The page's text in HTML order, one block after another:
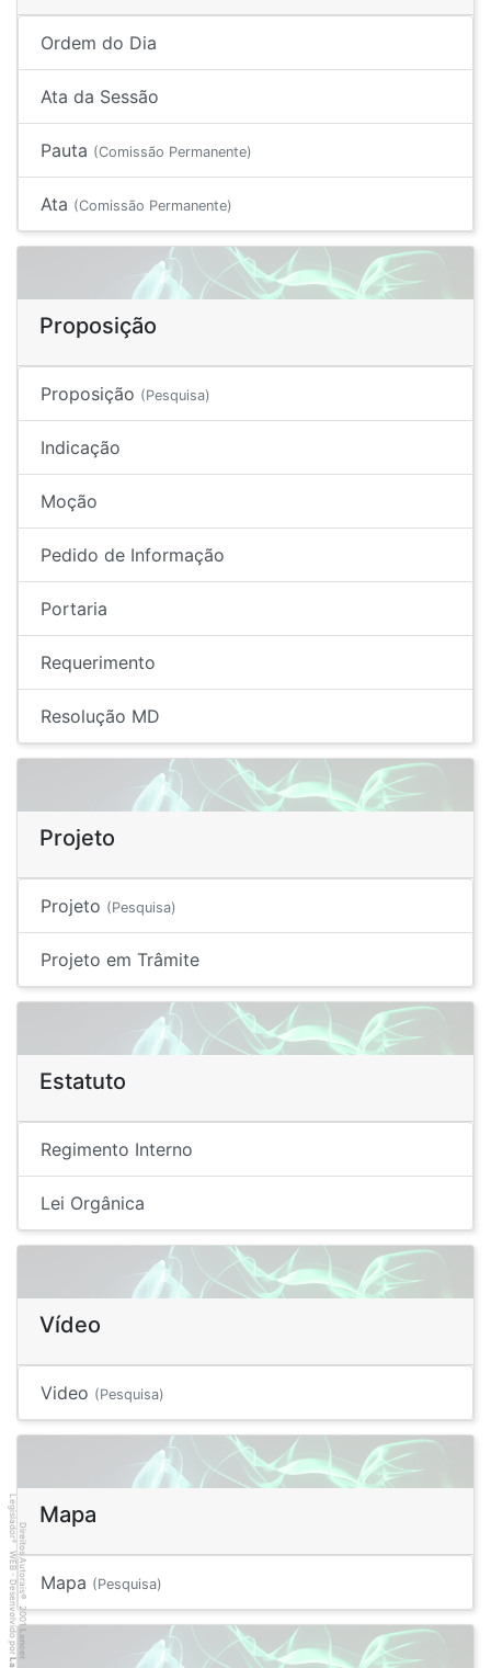
Ordem do Dia
Ata da Sessão
Pauta (Comissão Permanente)
Ata (Comissão Permanente)
Proposição
Proposição (Pesquisa)
Indicação
Moção
Pedido de Informação
Portaria
Requerimento
Resolução MD
Projeto
Projeto (Pesquisa)
Projeto em Trâmite
Estatuto
Regimento Interno
Lei Orgânica
Vídeo
Video (Pesquisa)
Mapa
Mapa (Pesquisa)
Direitos Autorais
©
2001
Lancer
Legislador
®
WEB - Desenvolvido por